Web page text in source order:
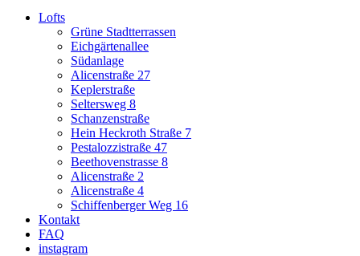
Lofts
Grüne Stadtterrassen
Eichgärtenallee
Südanlage
Alicenstraße 27
Keplerstraße
Seltersweg 8
Schanzenstraße
Hein Heckroth Straße 7
Pestalozzistraße 47
Beethovenstrasse 8
Alicenstraße 2
Alicenstraße 4
Schiffenberger Weg 16
Kontakt
FAQ
instagram